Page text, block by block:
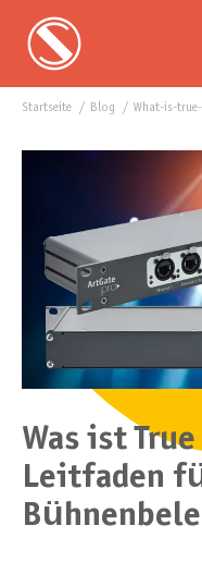
Startseite blog what-is-
Was ist True
Leitfaden